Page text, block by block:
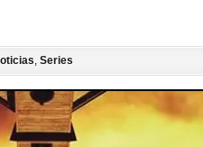
, Series